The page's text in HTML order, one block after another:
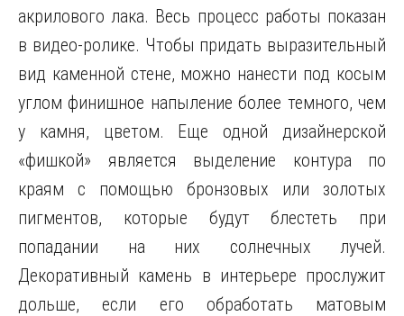
акрилового лака. Весь процесс работы показан
в видео-ролике. Чтобы придать выразительный
вид каменной стене, можно нанести под косым
углом финишное напыление более темного, чем
у камня, цветом. Еще одной дизайнерской
«фишкой» является выделение контура по
краям с помощью бронзовых или золотых
пигментов, которые будут блестеть при
попадании на них солнечных лучей.
Декоративный камень в интерьере прослужит
дольше, если его обработать матовым